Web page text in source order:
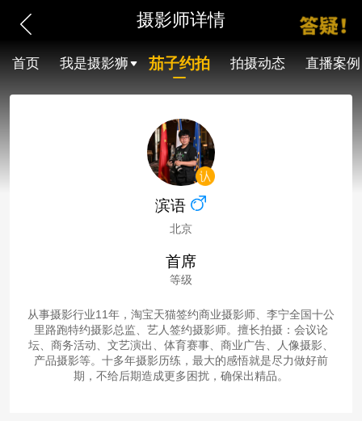
摄影师详情
首页 我是摄影狮 茄子约拍 拍摄动态 直播案例
滨语
北京
首席
等级
从事摄影行业11年，淘宝天猫签约商业摄影师、李宁全国十公
里路跑特约摄影总监、艺人签约摄影师。擅长拍摄：会议论
坛、商务活动、文艺演出、体育赛事、商业广告、人像摄影、
产品摄影等。十多年摄影历练，最大的感悟就是尽力做好前
期，不给后期造成更多困扰，确保出精品。